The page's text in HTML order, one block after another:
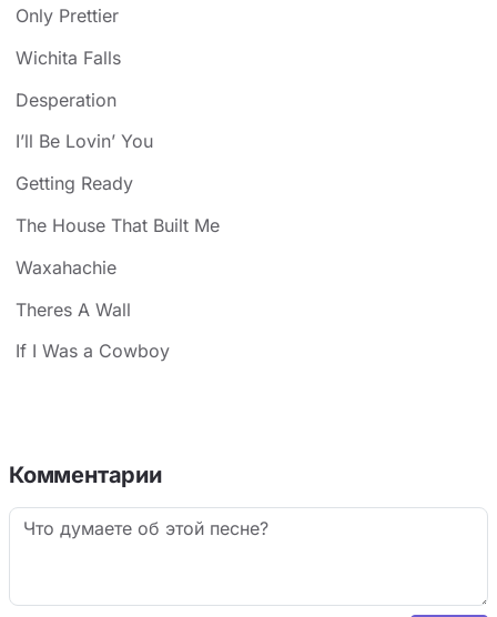
Only Prettier
Wichita Falls
Desperation
I’ll Be Lovin’ You
Getting Ready
The House That Built Me
Waxahachie
Theres A Wall
If I Was a Cowboy
Комментарии